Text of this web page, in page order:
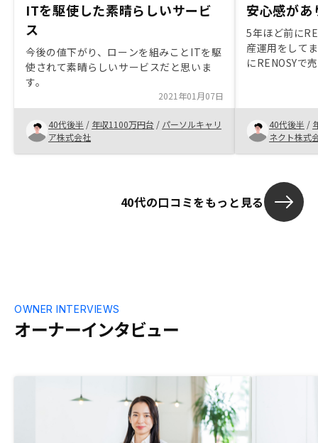
ITを駆使した素晴らしいサービ
ス
今後の値下がり、ローンを組みことITを駆
使されて素晴らしいサービスだと思いま
す。
2021年01月07日
40代後半 / 年収1100万円台 / パーソルキャリ
ア株式会社
安心感があ
5年ほど前に
産運用をして
にRENOSYで
方を相談した
ことと、過去
信頼感で再購
での物件は、
は、購入から
るのが良いで
40代後半 /
ネクト株式
40代の口コミをもっと見る
オーナーインタビュー
OWNER INTERVIEWS